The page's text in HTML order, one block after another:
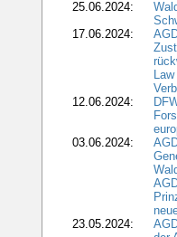
25.06.2024:
17.06.2024:
12.06.2024:
03.06.2024:
23.05.2024: